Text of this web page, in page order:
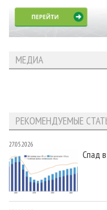
МЕДИА
РЕКОМЕНДУЕМЫЕ
27.05.2026
Спад